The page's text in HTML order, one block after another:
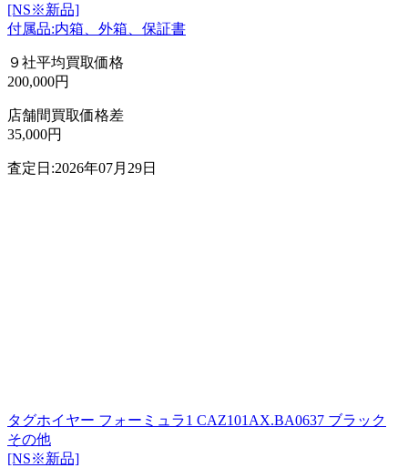
[NS※新品]
付属品:内箱、外箱、保証書
９社平均買取価格
200,000円
店舗間買取価格差
35,000円
査定日:2026年07月29日
タグホイヤー フォーミュラ1 CAZ101AX.BA0637 ブラック
その他
[NS※新品]